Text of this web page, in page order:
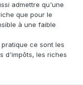
admettre qu'une
que pour le
à une faible
ce sont les
d'impôts, les riches